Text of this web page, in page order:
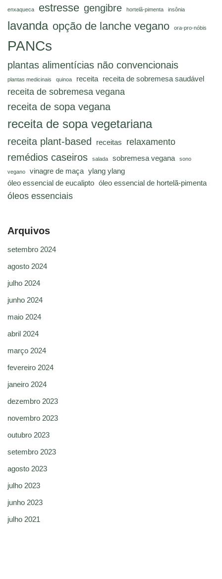
enxaqueca estresse gengibre hortelã-pimenta insônia
lavanda opção de lanche vegano ora-pro-nóbis
PANCs
plantas alimentícias não convencionais
plantas medicinais quinoa receita receita de sobremesa saudável
receita de sobremesa vegana
receita de sopa vegana
receita de sopa vegetariana
receita plant-based receitas relaxamento
remédios caseiros salada sobremesa vegana sono
vegano vinagre de maça ylang ylang
óleo essencial de eucalipto óleo essencial de hortelã-pimenta
óleos essenciais
Arquivos
setembro 2024
agosto 2024
julho 2024
junho 2024
maio 2024
abril 2024
março 2024
fevereiro 2024
janeiro 2024
dezembro 2023
novembro 2023
outubro 2023
setembro 2023
agosto 2023
julho 2023
junho 2023
julho 2021